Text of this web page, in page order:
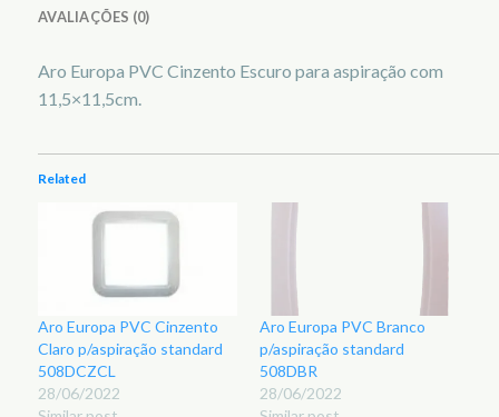
AVALIAÇÕES (0)
Aro Europa PVC Cinzento Escuro para aspiração com
11,5×11,5cm.
Related
Aro Europa PVC Cinzento
Claro p/aspiração standard
508DCZCL
28/06/2022
Aro Europa PVC Branco
p/aspiração standard
508DBR
28/06/2022